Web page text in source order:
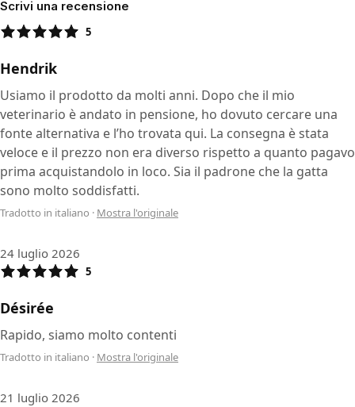
Scrivi una recensione
5
Hendrik
Usiamo il prodotto da molti anni. Dopo che il mio
veterinario è andato in pensione, ho dovuto cercare una
fonte alternativa e l’ho trovata qui. La consegna è stata
veloce e il prezzo non era diverso rispetto a quanto pagavo
prima acquistandolo in loco. Sia il padrone che la gatta
sono molto soddisfatti.
Tradotto in italiano · Mostra l'originale
24 luglio 2026
5
Désirée
Rapido, siamo molto contenti
Tradotto in italiano · Mostra l'originale
21 luglio 2026